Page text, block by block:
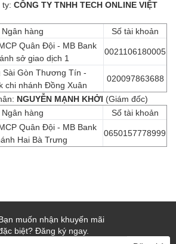
ty: CÔNG TY TNHH TECH ONLINE VIỆT
Ngân hàng
Số tài khoản
Quân Đội - MB Bank
sở giao dịch 1
0021106180005
Sài Gòn Thương Tín -
chi nhánh Đồng Xuân
020097863688
NGUYỄN MẠNH KHỞI (Giám đốc)
Ngân hàng
Số tài khoản
Quân Đội - MB Bank
Hai Bà Trưng
0650157778999
muốn nhận khuyến mãi
biệt? Đăng ký ngay.